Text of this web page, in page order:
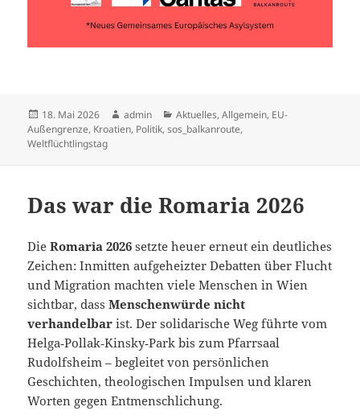
Veröffentlicht
am
18. Mai 2026 Autor
admin Kategorien
Aktuelles,Allgemein, EU-
Außengrenze, Kroatien, Politik,sos_balkanroute,
Weltflüchtlingstag
Das war die Romaria 2026
DieRomaria 2026 setzte heuer erneut ein deutliches
Zeichen: Inmitten aufgeheizter Debatten über Flucht
und Migration machten viele Menschen in Wien
sichtbar, dassMenschenwürde nicht
verhandelbar ist. Der solidarische Weg führte vom
Helga‑Pollak‑Kinsky‑Park bis zum Pfarrsaal
Rudolfsheim – begleitet von persönlichen
Geschichten, theologischen Impulsen und klaren
Worten gegen Entmenschlichung.